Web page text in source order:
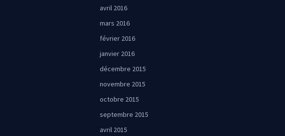
avril 2016
mars 2016
février 2016
janvier 2016
décembre 2015
novembre 2015
octobre 2015
septembre 2015
avril 2015